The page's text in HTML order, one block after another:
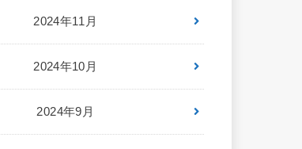
2024年11月
2024年10月
2024年9月